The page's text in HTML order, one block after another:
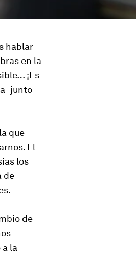
hablar
en la
¡Es
-junto
que
El
los
de
de
la